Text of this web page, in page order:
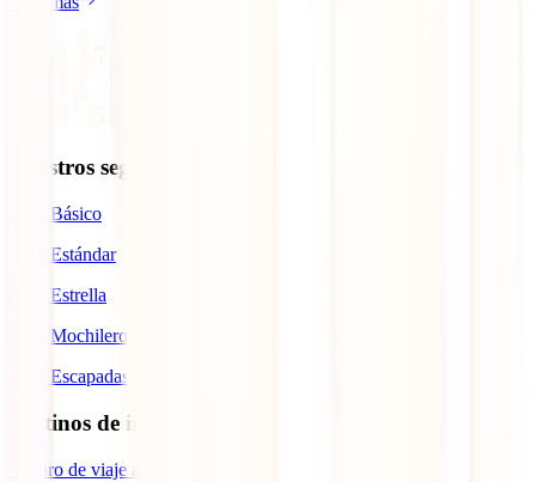
Nuestros seguros
IATI Básico
IATI Estándar
IATI Estrella
IATI Mochilero
IATI Escapadas
Destinos de interés
Seguro de viaje a Europa